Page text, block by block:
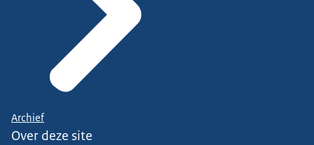
Archief
Over deze site